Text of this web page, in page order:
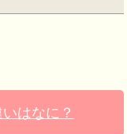
はなに？